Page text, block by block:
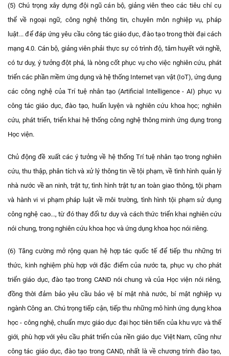
(5) Chú trọng xây dựng đội ngũ cán bộ, giảng viên theo các tiêu chí cụ
thể về ngoại ngữ, công nghệ thông tin, chuyên môn nghiệp vụ, pháp
luật... để đáp ứng yêu cầu công tác giáo dục, đào tạo trongthời đại cách
mạng 4.0. Cán bộ, giảng viên phải thực sự có trình độ, tâm huyết với nghề,
có tư duy, ý tưởng đột phá, là nòng cốt phục vụ cho việc nghiên cứu, phát
triển các phần mềm ứng dụng và hệ thống Internet vạn vật (IoT), ứng dụng
các công nghệ của Trí tuệ nhân tạo (Artificial Intelligence - AI) phục vụ
công tác giáo dục, đào tạo, huấn luyện và nghiên cứu khoa học; nghiên
cứu, phát triển, triển khai hệ thống công nghệ thông minh ứng dụng trong
Học viện.
Chủ động đề xuất các ý tưởng về hệ thống Trí tuệ nhân tạo trong nghiên
cứu, thu thập, phân tích và xử lý thông tin về tội phạm, về tình hình quản lý
nhà nước về an ninh, trật tự, tình hình trật tự an toàn giao thông, tội phạm
và hành vi vi phạm pháp luật về môi trường, tình hình tội phạm sử dụng
công nghệ cao..., từ đó thay đổi tư duy và cách thức triển khai nghiên cứu
nói chung, trong nghiên cứu khoa học và ứng dụng khoa học nói riêng.
(6) Tăng cường mở rộng quan hệ hợp tác quốc tế để tiếp thu những tri
thức, kinh nghiệm phù hợp với đặc điểm của nước ta, phục vụ cho phát
triển giáo dục, đào tạo trong CAND nói chung và của Học viện nói riêng,
đồng thời đảm bảo yêu cầu bảo vệ bí mật nhà nước, bí mật nghiệp vụ
ngành Công an. Chú trọng tiếp cận, tiếp thu những mô hình ứng dụng khoa
học - công nghệ, chuẩn mực giáo dục đại học tiên tiến của khu vực và thế
giới, phù hợp với yêu cầu phát triển của nền giáo dục Việt Nam, cũng như
công tác giáo dục, đào tạo trong CAND, nhất là về chương trình đào tạo,